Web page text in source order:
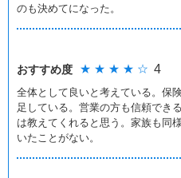
のも決めてになった。
おすすめ度 ★ ★ ★ ★ ☆ 4
全体として良いと考えている。保
足している。営業の方も信頼でき
は教えてくれると思う。家族も同
いたことがない。